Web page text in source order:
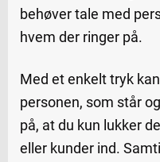
behøver tale med
hvem der ringer på.
Med et enkelt tryk
personen, som står
på, at du kun lukker
eller kunder ind.